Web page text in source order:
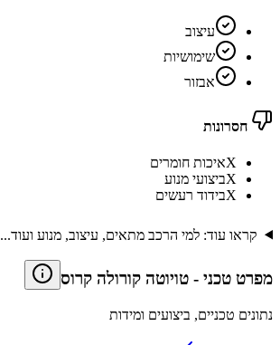
עיצוב
שימושיות
אבזור
חסרונות
Xאיכות חומרים
Xביצועי מנוע
Xבידוד רעשים
קראו עוד: למי הרכב מתאים, עיצוב, מנוע ועוד...
מפרט טכני - טויוטה קורולה קרוס
נתונים טכניים, ביצועים ומידות